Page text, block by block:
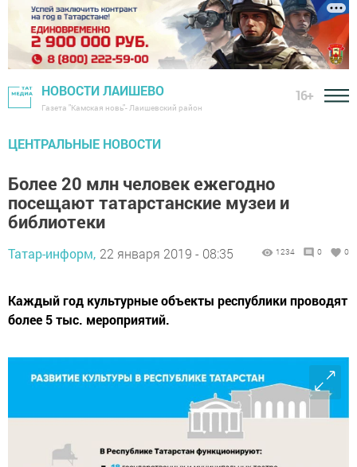
НОВОСТИ ЛАИШЕВО
Газета "Камская новь"- Лаишевский район
16+
ЦЕНТРАЛЬНЫЕ НОВОСТИ
Более 20 млн человек ежегодно
посещают татарстанские музеи и
библиотеки
Татар-информ, 22 января 2019 - 08:35 1234 0 0
Каждый год культурные объекты республики проводят
более 5 тыс. мероприятий.